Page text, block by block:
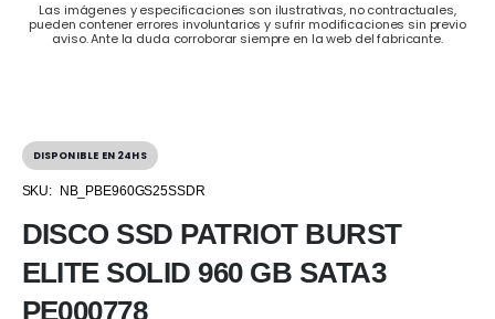
Las imágenes y especificaciones son ilustrativas, no contractuales,
pueden contener errores involuntarios y sufrir modificaciones sin previo
aviso. Ante la duda corroborar siempre en la web del fabricante.
DISPONIBLE EN 24HS
SKU: NB_PBE960GS25SSDR
DISCO SSD PATRIOT BURST
ELITE SOLID 960 GB SATA3
PE000778